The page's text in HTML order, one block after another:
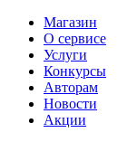
Магазин
О сервисе
Услуги
Конкурсы
Авторам
Новости
Акции